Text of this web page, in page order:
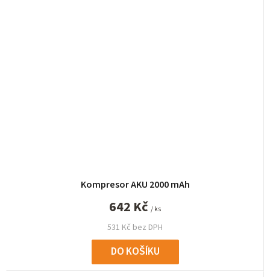
Kompresor AKU 2000 mAh
531 Kč bez DPH
642 Kč / ks
DO KOŠÍKU